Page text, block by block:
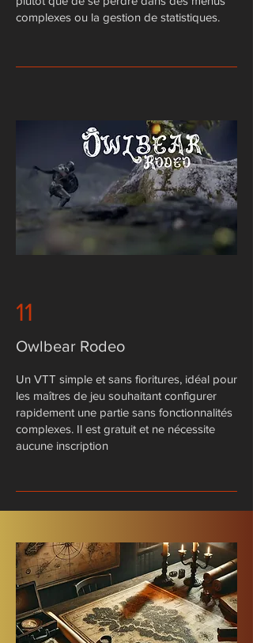
complexes ou la gestion de statistiques.
11
Owlbear Rodeo
​Un VTT simple et sans fioritures, idéal pour
les maîtres de jeu souhaitant configurer
rapidement une partie sans fonctionnalités
complexes. Il est gratuit et ne nécessite
aucune inscription​